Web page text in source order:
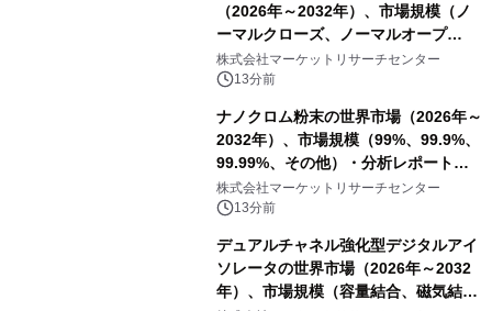
（2026年～2032年）、市場規模（ノ
ーマルクローズ、ノーマルオープ
ン）・分析レポートを発表
株式会社マーケットリサーチセンター
13分前
ナノクロム粉末の世界市場（2026年～
2032年）、市場規模（99%、99.9%、
99.99%、その他）・分析レポートを
発表
株式会社マーケットリサーチセンター
13分前
デュアルチャネル強化型デジタルアイ
ソレータの世界市場（2026年～2032
年）、市場規模（容量結合、磁気結